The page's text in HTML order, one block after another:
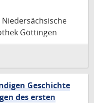
Göttingen
Geschichte
des ersten